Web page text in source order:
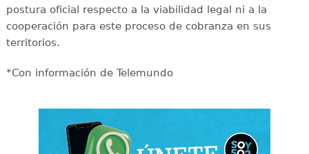
postura oficial respecto a la viabilidad legal ni a la
cooperación para este proceso de cobranza en sus
territorios.
*Con información de Telemundo